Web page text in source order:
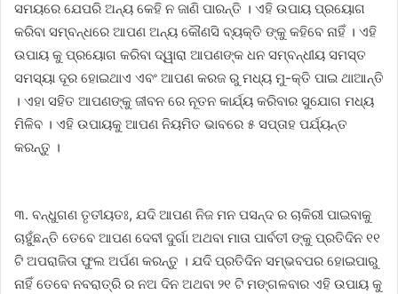
ସମୟରେ ଯେପରି ଅନ୍ୟ କେହି ନ ଜାଣି ପାରନ୍ତି । ଏହି ଉପାୟ ପ୍ରୟୋଗ
କରିବା ସମ୍ବନ୍ଧରେ ଆପଣ ଅନ୍ୟ କୌଣସି ବ୍ୟକ୍ତି ଙ୍କୁ କହିବେ ନାହିଁ । ଏହି
ଉପାୟ କୁ ପ୍ରୟୋଗ କରିବା ଦ୍ୱାରା ଆପଣଙ୍କ ଧନ ସମ୍ବନ୍ଧୀୟ ସମସ୍ତ
ସମସ୍ୟା ଦୂର ହୋଇଥାଏ ଏବଂ ଆପଣ କରଜ ରୁ ମଧ୍ୟ ମୁ-କ୍ତି ପାଇ ଥାଆନ୍ତି
। ଏହା ସହିତ ଆପଣଙ୍କୁ ଜୀବନ ରେ ନୂତନ କାର୍ଯ୍ୟ କରିବାର ସୁଯୋଗ ମଧ୍ୟ
ମିଳିବ । ଏହି ଉପାୟକୁ ଆପଣ ନିୟମିତ ଭାବରେ ୫ ସପ୍ତାହ ପର୍ଯ୍ୟନ୍ତ
କରନ୍ତୁ ।
୩. ବନ୍ଧୁଗଣ ତୃତୀୟତଃ, ଯଦି ଆପଣ ନିଜ ମନ ପସନ୍ଦ ର ଚାକିରୀ ପାଇବାକୁ
ଚାହୁଁଛନ୍ତି ତେବେ ଆପଣ ଦେବୀ ଦୁର୍ଗା ଅଥବା ମାତା ପାର୍ବତୀ ଙ୍କୁ ପ୍ରତିଦିନ ୧୧
ଟି ଅପରାଜିତା ଫୁଲ ଅର୍ପଣ କରନ୍ତୁ । ଯଦି ପ୍ରତିଦିନ ସମ୍ଭବପର ହୋଇପାରୁ
ନାହିଁ ତେବେ ନବରାତ୍ରି ର ନଅ ଦିନ ଅଥବା ୨୧ ଟି ମଙ୍ଗଳବାର ଏହି ଉପାୟ କୁ